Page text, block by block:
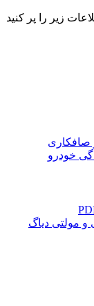
زیر را پر کنید
صافکاری
خودرو
مولتی دیاگ